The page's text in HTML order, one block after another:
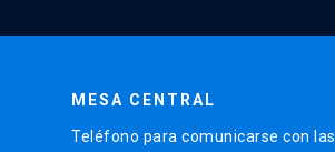
MESA CENTRAL
Teléfono para comunicarse con las